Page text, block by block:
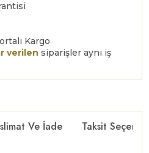
Kargo
verilen siparişler aynı iş
Ve İade Taksit